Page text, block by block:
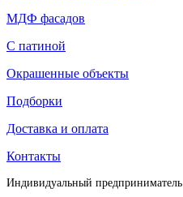
МДФ фасадов
С патиной
Окрашенные объекты
Подборки
Доставка и оплата
Контакты
Индивидуальный предприниматель